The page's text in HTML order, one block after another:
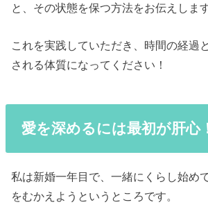
と、その状態を保つ方法をお伝えします
これを実践していただき、時間の経過
される体質になってください！
愛を深めるには最初が肝心
私は新婚一年目で、一緒にくらし始め
をむかえようというところです。